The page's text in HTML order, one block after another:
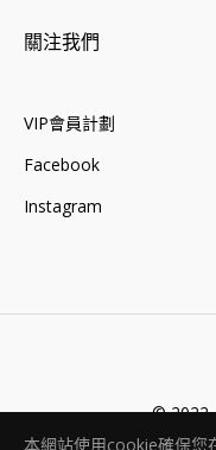
關注我們
VIP會員計劃
Facebook
Instagram
© 2022,
本網站使用cookie確保您